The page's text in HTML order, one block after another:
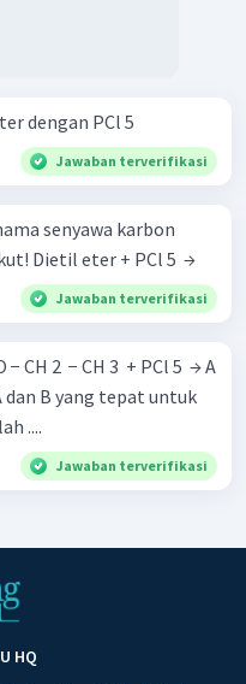
dimetil eter dengan PCl 5
Jawaban terverifikasi
senyawa karbon
yang dihasilkan pada reaksi berikut! Dietil eter + PCl 5 ​ →
Jawaban terverifikasi
....
Jawaban terverifikasi
HQ